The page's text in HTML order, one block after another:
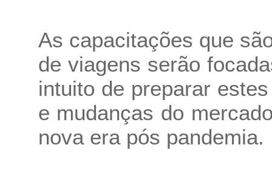
As capacitações que
de viagens serão
intuito de preparar
e mudanças do
nova era pós pandemia.